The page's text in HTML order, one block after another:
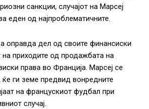
санкции, случајот на Марсеј
еден од најпроблематичните.
оправда дел од своите финансиски
приходите од продажбата на
права во Франција. Марсеј се
ги земе предвид вонредните
на францускиот фудбал при
случај.